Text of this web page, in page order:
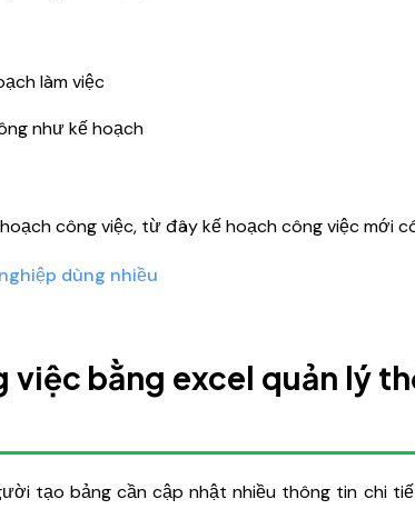
làm việc
như kế hoạch
công việc, từ đây kế hoạch công việc mới
dùng nhiều
việc bằng excel quản lý
tạo bảng cần cập nhật nhiều thông tin chi